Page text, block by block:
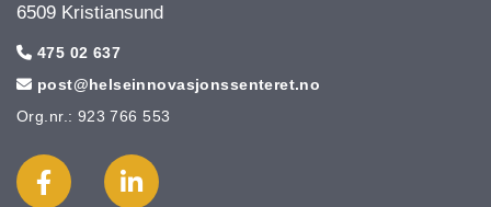
6509 Kristiansund
 475 02 637
 post@helseinnovasjonssenteret.no
Org.nr.: 923 766 553